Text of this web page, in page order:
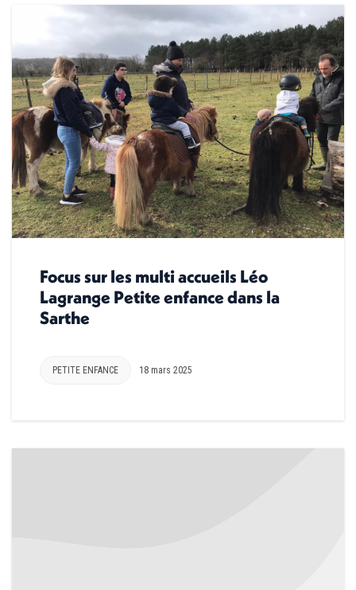
Focus sur les multi accueils Léo
Lagrange Petite enfance dans la
Sarthe
PETITE ENFANCE 18 mars 2025